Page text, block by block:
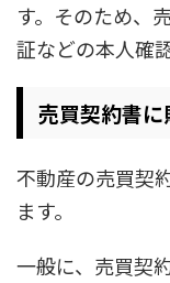
す。そのため、
証などの本人確
売買契約書
不動産の売買契
ます。
一般に、売買契